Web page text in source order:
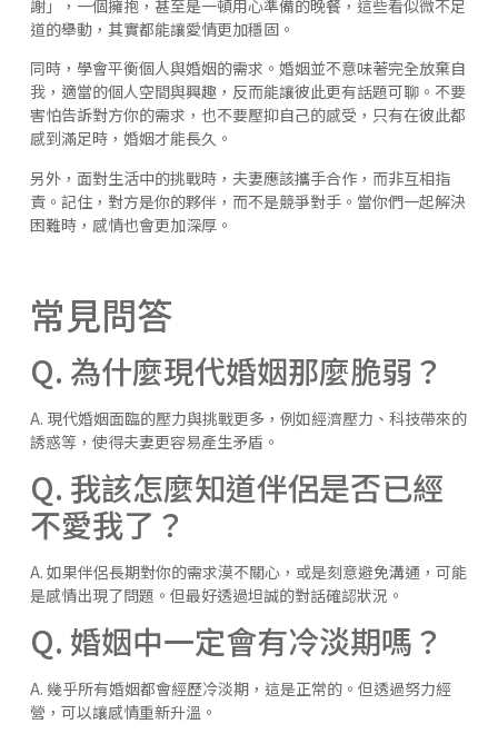
謝」，一個擁抱，甚至是一頓用心準備的晚餐，這些看似微不足
道的舉動，其實都能讓愛情更加穩固。
同時，學會平衡個人與婚姻的需求。婚姻並不意味著完全放棄自
我，適當的個人空間與興趣，反而能讓彼此更有話題可聊。不要
害怕告訴對方你的需求，也不要壓抑自己的感受，只有在彼此都
感到滿足時，婚姻才能長久。
另外，面對生活中的挑戰時，夫妻應該攜手合作，而非互相指
責。記住，對方是你的夥伴，而不是競爭對手。當你們一起解決
困難時，感情也會更加深厚。
常見問答
Q. 為什麼現代婚姻那麼脆弱？
A. 現代婚姻面臨的壓力與挑戰更多，例如經濟壓力、科技帶來的
誘惑等，使得夫妻更容易產生矛盾。
Q. 我該怎麼知道伴侶是否已經
不愛我了？
A. 如果伴侶長期對你的需求漠不關心，或是刻意避免溝通，可能
是感情出現了問題。但最好透過坦誠的對話確認狀況。
Q. 婚姻中一定會有冷淡期嗎？
A. 幾乎所有婚姻都會經歷冷淡期，這是正常的。但透過努力經
營，可以讓感情重新升溫。